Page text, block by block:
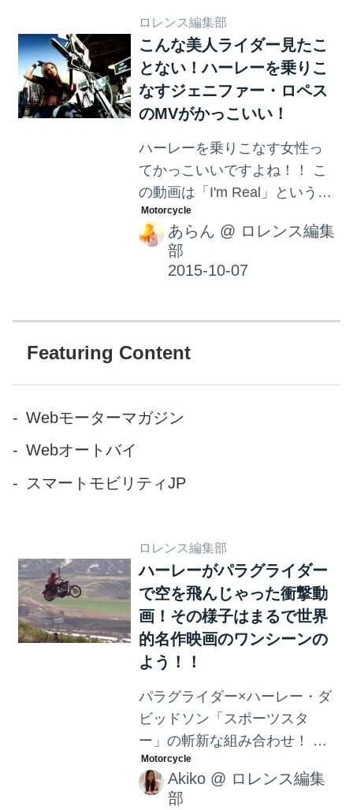
現する為、 「ハーレーダビッ
ドソン国立(岐阜県岐阜市西鶉
2-44)」にハーレーダビッドソ
ンのグローバル基準に適合し
た最 新の整備機器を採用した
BOX+”（ダル・ボックス・ピ
ュー）を2015年10月15日(木)
に新たにオープン！！！ ハー
レーダビッドソン国立は、岐
阜羽島ＩＣから10分程の場所
に店舗を構え、県内...
ロレンス編集部
こんな美人ライダー見たこ
とない！ハーレーを乗りこ
なすジェニファー・ロペス
のMVがかっこいい！
ハーレーを乗りこなす女性っ
てかっこいいですよね！！ こ
の動画は「I'm Real」という曲
のMVです。大人の色気ムンム
ンのジェニファー・ロペス
様！！！映像ではハーレーを
クールに乗りこなしていま
撮影場所まではわかりません
でしたが、アメリカではこの
ャケット写真もかなりイケて
</pqempty>
あらん @ ロレンス編集
部
Featuring Content
Webモーターマガジン
Webオートバイ
スマートモビリティJP
ロレンス編集部
ハーレーがパラグライダー
で空を飛んじゃった衝撃動
画！その様子はまるで世界
的名作映画のワンシーンの
よう！！
パラグライダー×ハーレー・ダ
ビッドソン「スポーツスタ
ー」の斬新な組み合わせ！ ハ
ーレー・ダビッドソン「スポ
ーツスター」に乗りながらパ
ラグライダーしちゃおうとい
Akiko @ ロレンス編集
部